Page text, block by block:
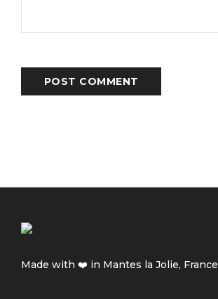
POST COMMENT
Made with ❤️ in Mantes la Jolie, France